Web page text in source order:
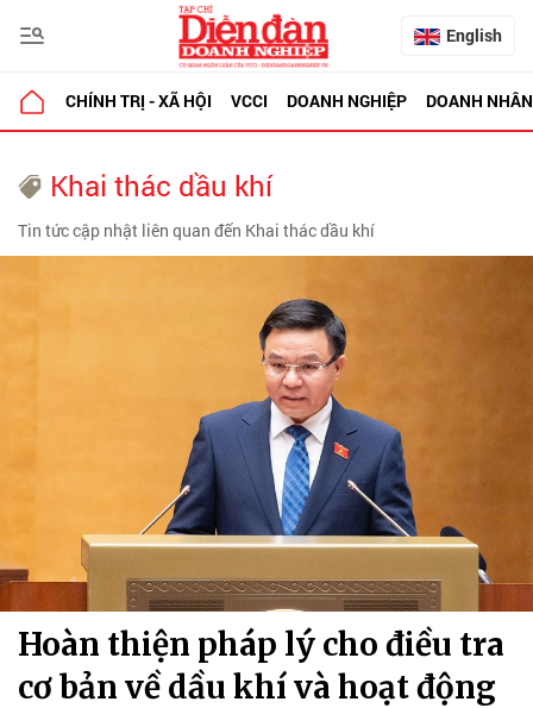
English
CHÍNH TRỊ - XÃ HỘI VCCI DOANH NGHIỆP DOANH NHÂN
Khai thác dầu khí
Tin tức cập nhật liên quan đến Khai thác dầu khí
Hoàn thiện pháp lý cho điều tra
cơ bản về dầu khí và hoạt động